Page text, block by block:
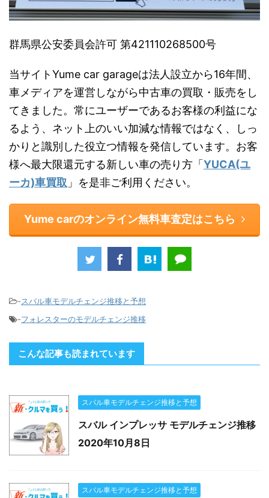
群馬県公安委員会許可 第421110268500号
当サイトYume car garageは法人設立から16年間、
車メディアを運営しながら中古車の買取・販売をし
てきました。常にユーザーであるお客様の利益にな
るよう、ネット上のいい加減な情報ではなく、しっ
かりと識別した役立つ情報を発信しています。お客
様へ最大限還元する新しい車の売り方「 YUCA(ユ
ーカ)車買取 」を是非ご利用ください。
Yume carのオンライン無料車査定はこちら
-スバル車モデルチェンジ推移と予想
-フォレスターのモデルチェンジ推移
こんな記事も読まれています
スバル車モデルチェンジ推移と予想
スバル インプレッサ モデルチェンジ推移
2020年10月8日
スバル車モデルチェンジ推移と予想